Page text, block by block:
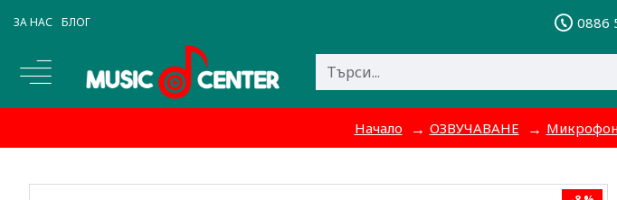
ЗА НАС БЛОГ 0886
Начало ОЗВУЧАВАНЕ